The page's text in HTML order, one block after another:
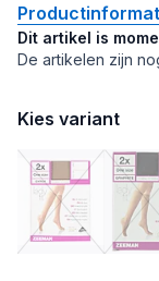
Dit artikel is
De artikelen zijn
Kies variant